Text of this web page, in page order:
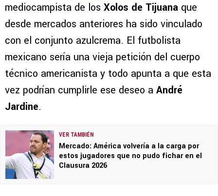
mediocampista de los Xolos de Tijuana que
desde mercados anteriores ha sido vinculado
con el conjunto azulcrema. El futbolista
mexicano sería una vieja petición del cuerpo
técnico americanista y todo apunta a que esta
vez podrían cumplirle ese deseo a André
Jardine.
VER TAMBIÉN
Mercado: América volvería a la carga por
estos jugadores que no pudo fichar en el
Clausura 2026